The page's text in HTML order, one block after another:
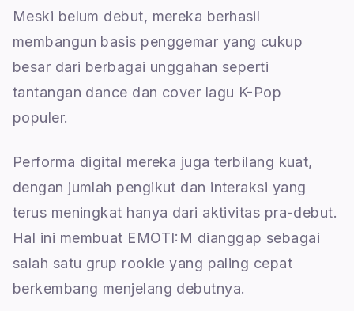
Meski belum debut, mereka berhasil
membangun basis penggemar yang cukup
besar dari berbagai unggahan seperti
tantangan dance dan cover lagu K-Pop
populer.
Performa digital mereka juga terbilang kuat,
dengan jumlah pengikut dan interaksi yang
terus meningkat hanya dari aktivitas pra-debut.
Hal ini membuat EMOTI:M dianggap sebagai
salah satu grup rookie yang paling cepat
berkembang menjelang debutnya.